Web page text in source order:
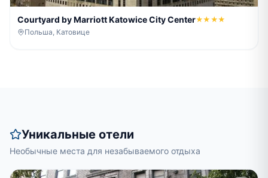
Courtyard by Marriott Katowice City Center★★★★
Польша, Катовице
Уникальные отели
Необычные места для незабываемого отдыха